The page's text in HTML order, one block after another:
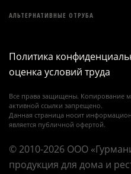
АЛЬТЕРНАТИВНЫЕ ОТРУБА
Политика
оценка условий труда
Все права защищены. Копирование
активной ссылки запрещено.
Данная страница носит
является публичной офертой.
© 2010-2026 ООО
продукция для дома и